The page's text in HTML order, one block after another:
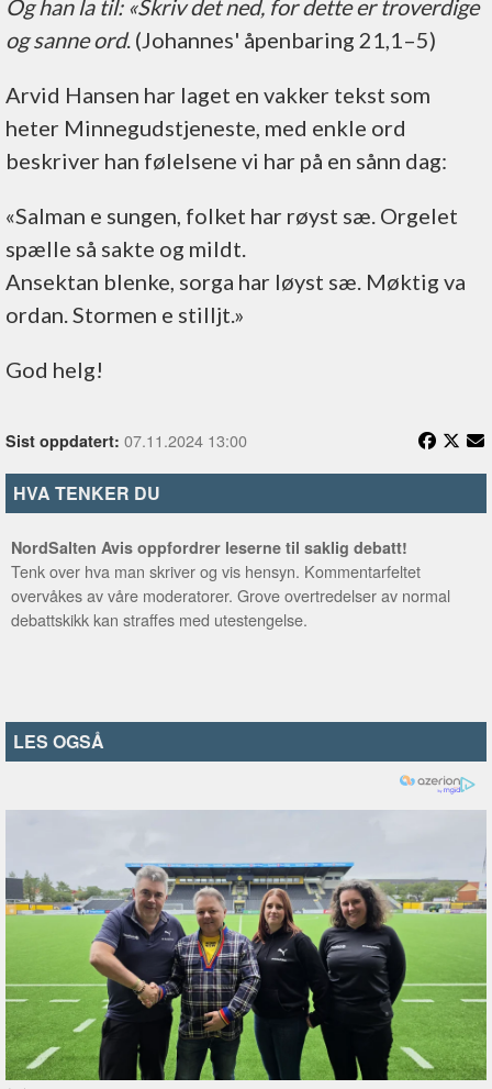
Og han la til: «Skriv det ned, for dette er troverdige
og sanne ord. (Johannes' åpenbaring 21,1–5)
Arvid Hansen har laget en vakker tekst som
heter Minnegudstjeneste, med enkle ord
beskriver han følelsene vi har på en sånn dag:
«Salman e sungen, folket har røyst sæ. Orgelet
spælle så sakte og mildt.
Ansektan blenke, sorga har løyst sæ. Møktig va
ordan. Stormen e stilljt.»
God helg!
Sist oppdatert: 07.11.2024 13:00
HVA TENKER DU
NordSalten Avis oppfordrer leserne til saklig debatt!
Tenk over hva man skriver og vis hensyn. Kommentarfeltet
overvåkes av våre moderatorer. Grove overtredelser av normal
debattskikk kan straffes med utestengelse.
LES OGSÅ